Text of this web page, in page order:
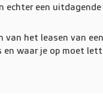
echter een
van het leasen van
en waar je op moet